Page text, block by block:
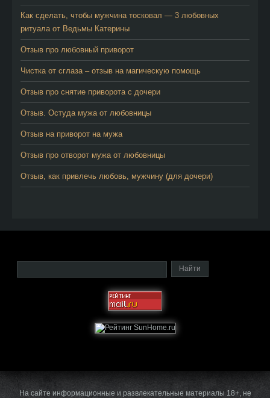
Как сделать, чтобы мужчина тосковал — 3 любовных
ритуала от Ведьмы Катерины
Отзыв про любовный приворот
Чистка от сглаза – отзыв на магическую помощь
Отзыв про снятие приворота с дочери
Отзыв. Остуда мужа от любовницы
Отзыв на приворот на мужа
Отзыв про отворот мужа от любовницы
Отзыв, как привлечь любовь, мужчину (для дочери)
На сайте информационные и развлекательные материалы 18+, не